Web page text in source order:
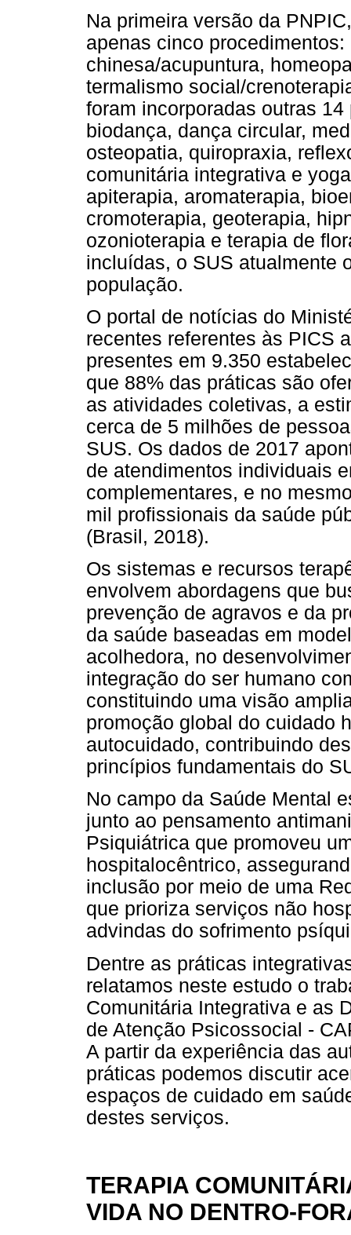
Na primeira versão da
apenas cinco
chinesa/acupuntura,
termalismo social/
foram incorporadas outras
biodança, dança circular,
osteopatia, quiropraxia,
comunitária integrativa e
apiterapia, aromaterapia,
cromoterapia, geoterapia,
ozonioterapia e terapia de
incluídas, o SUS atualmente
população.
O portal de notícias do
recentes referentes às PICS
presentes em 9.350
que 88% das práticas são
as atividades coletivas, a
cerca de 5 milhões de
SUS. Os dados de 2017
de atendimentos individuais
complementares, e no
mil profissionais da saúde
(Brasil, 2018).
Os sistemas e recursos
envolvem abordagens que
prevenção de agravos e da
da saúde baseadas em
acolhedora, no
integração do ser humano
constituindo uma visão
promoção global do cuidado
autocuidado, contribuindo
princípios fundamentais do
No campo da Saúde Mental
junto ao pensamento
Psiquiátrica que promoveu
hospitalocêntrico,
inclusão por meio de uma
que prioriza serviços não
advindas do sofrimento
Dentre as práticas
relatamos neste estudo o
Comunitária Integrativa e as
de Atenção Psicossocial -
A partir da experiência das
práticas podemos discutir
espaços de cuidado em
destes serviços.
TERAPIA
VIDA NO DENTRO-